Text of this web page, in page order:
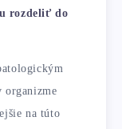
rozdeliť do
organizme
na túto